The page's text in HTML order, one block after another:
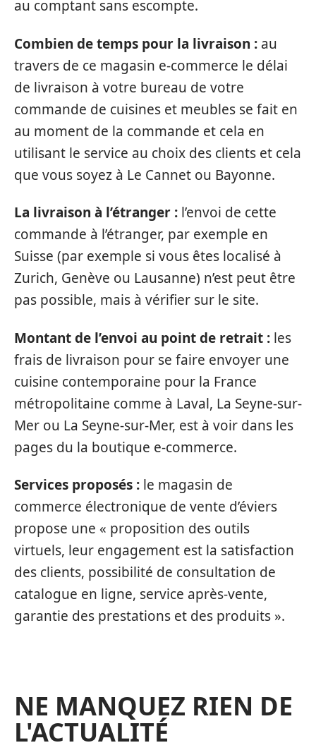
au comptant sans escompte.
Combien de temps pour la livraison : au
travers de ce magasin e-commerce le délai
de livraison à votre bureau de votre
commande de cuisines et meubles se fait en
au moment de la commande et cela en
utilisant le service au choix des clients et cela
que vous soyez à Le Cannet ou Bayonne.
La livraison à l’étranger : l’envoi de cette
commande à l’étranger, par exemple en
Suisse (par exemple si vous êtes localisé à
Zurich, Genève ou Lausanne) n’est peut être
pas possible, mais à vérifier sur le site.
Montant de l’envoi au point de retrait : les
frais de livraison pour se faire envoyer une
cuisine contemporaine pour la France
métropolitaine comme à Laval, La Seyne-sur-
Mer ou La Seyne-sur-Mer, est à voir dans les
pages du la boutique e-commerce.
Services proposés : le magasin de
commerce électronique de vente d’éviers
propose une « proposition des outils
virtuels, leur engagement est la satisfaction
des clients, possibilité de consultation de
catalogue en ligne, service après-vente,
garantie des prestations et des produits ».
NE MANQUEZ RIEN DE
L'ACTUALITÉ